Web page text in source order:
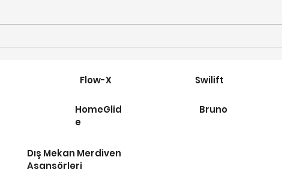
Engelli Asansörü müdür?
Flow-X
HomeGlid
e
Swilift
Bruno
Dış Mekan Merdiven
Asansörleri